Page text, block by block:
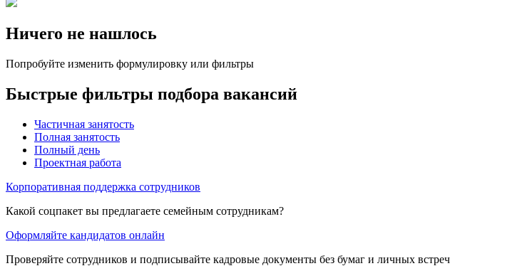
Ничего не нашлось
Попробуйте изменить формулировку или фильтры
Быстрые фильтры подбора вакансий
Частичная занятость
Полная занятость
Полный день
Проектная работа
Корпоративная поддержка сотрудников
Какой соцпакет вы предлагаете семейным сотрудникам?
Оформляйте кандидатов онлайн
Проверяйте сотрудников и подписывайте кадровые документы без бумаг и личных встреч